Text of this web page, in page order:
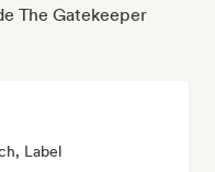
The Gatekeeper
Label